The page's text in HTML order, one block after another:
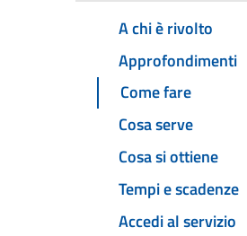
A chi è rivolto
Approfondimenti
Come fare
Cosa serve
Cosa si ottiene
Tempi e scadenze
Accedi al servizio